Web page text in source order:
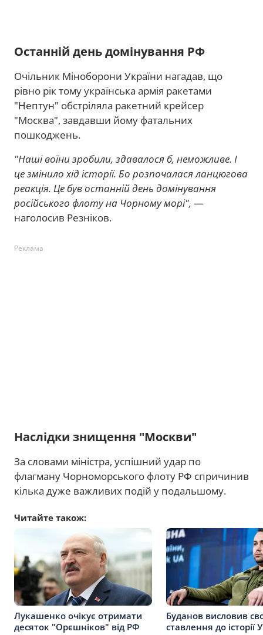
Останній день домінування РФ
Очільник Міноборони України нагадав, що
рівно рік тому українська армія ракетами
"Нептун" обстріляла ракетний крейсер
"Москва", завдавши йому фатальних
пошкоджень.
"Наші воїни зробили, здавалося б, неможливе. І
це змінило хід історії. Бо розпочалася ланцюгова
реакція. Це був останній день домінування
російського флоту на Чорному морі", —
наголосив Резніков.
Реклама
Наслідки знищення "Москви"
За словами міністра, успішний удар по
флагману Чорноморського флоту РФ спричинив
кілька дуже важливих подій у подальшому.
Читайте також:
Лукашенко очікує отримати
десяток "Орєшніков" від РФ
Буданов висловив
ставлення до історії